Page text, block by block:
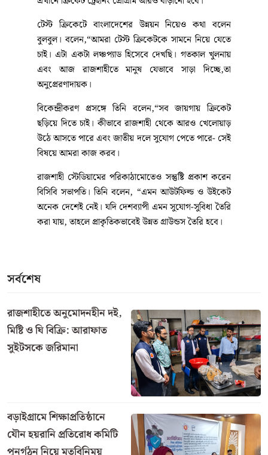
টেস্ট ক্রিকেটে বাংলাদেশের উন্নয়ন নিয়েও কথা বলেন
বুলবুল। বলেন,“আমরা টেস্ট ক্রিকেটকে সামনে নিয়ে যেতে
চাই। এটা একটা লঞ্চপ্যাড হিসেবে দেখছি। গতকাল খুলনায়
এবং আজ রাজশাহীতে মানুষ যেভাবে সাড়া দিচ্ছে,তা
অনুপ্রেরণাদায়ক।
বিকেন্দ্রীকরণ প্রসঙ্গে তিনি বলেন,“সব জায়গায় ক্রিকেট
ছড়িয়ে দিতে চাই। কীভাবে রাজশাহী থেকে আরও খেলোয়াড়
উঠে আসতে পারে এবং জাতীয় দলে সুযোগ পেতে পারে- সেই
বিষয়ে আমরা কাজ করব।
রাজশাহী স্টেডিয়ামের পরিকাঠামোতেও সন্তুষ্টি প্রকাশ করেন
বিসিবি সভাপতি। তিনি বলেন, “এমন আউটফিল্ড ও উইকেট
অনেক দেশেই নেই। যদি দেশব্যাপী এমন সুযোগ-সুবিধা তৈরি
করা যায়, তাহলে প্রাকৃতিকভাবেই উন্নত গ্রাউন্ডস তৈরি হবে।
পেঁচিয়ে কলেজ ছাত্রীর মৃত্যু